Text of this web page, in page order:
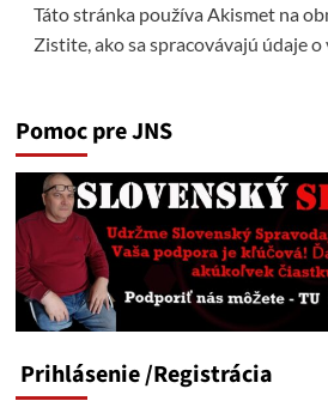
Táto stránka používa Akismet na
Zistite, ako sa spracovávajú údaje o
Pomoc pre JNS
Prihlásenie/Registrácia